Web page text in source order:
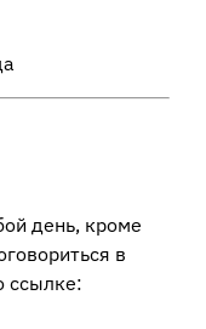
день, кроме
в
ссылке: